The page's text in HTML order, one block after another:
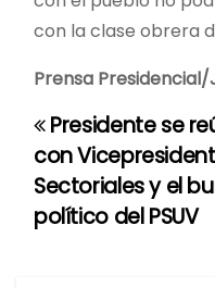
con la clase obrera
Prensa
N
a
v
Presidente se
con
Sectoriales y el
político del PSUV